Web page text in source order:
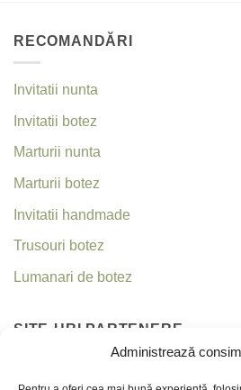
Administrează
RECOMANDĂRI
Invitatii nunta
Invitatii botez
Marturii nunta
Marturii botez
Invitatii handmade
Trusouri botez
Lumanari de botez
SITE-URI PARTENERE